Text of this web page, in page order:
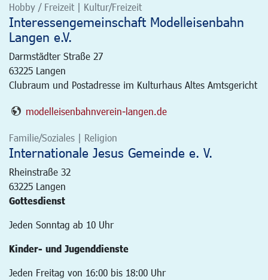
Hobby / Freizeit | Kultur/Freizeit
Interessengemeinschaft Modelleisenbahn
Langen e.V.
Darmstädter Straße 27
63225 Langen
Clubraum und Postadresse im Kulturhaus Altes Amtsgericht
modelleisenbahnverein-langen.de
Familie/Soziales | Religion
Internationale Jesus Gemeinde e. V.
Rheinstraße 32
63225 Langen
Gottesdienst
Jeden Sonntag ab 10 Uhr
Kinder- und Jugenddienste
Jeden Freitag von 16:00 bis 18:00 Uhr